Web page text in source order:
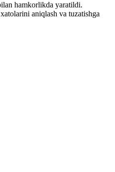
hamkorlikda yaratildi.
aniqlash va tuzatishga